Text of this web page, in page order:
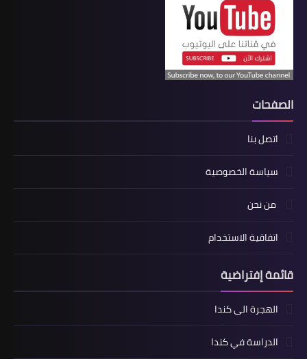
الصفحات
اتصل بنا
سياسة الخصوصية
من نحن
اتفاقية الاستخدام
قائمة إفتراضية
الهجرة الى كندا
الدراسة في كندا